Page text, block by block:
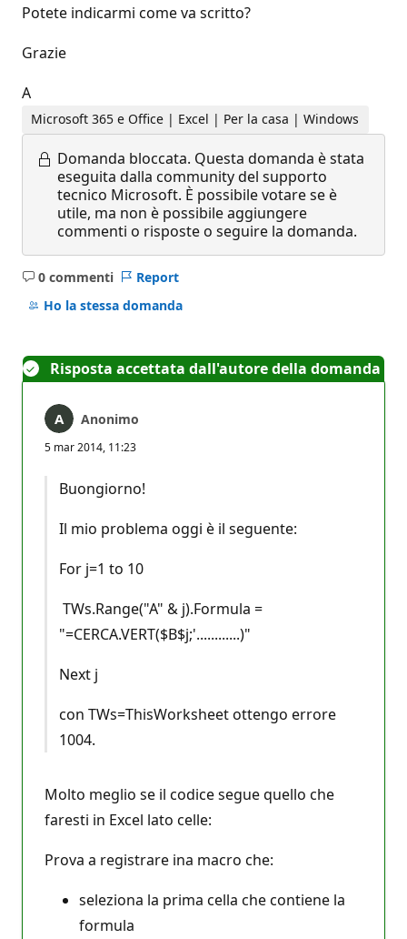
Potete indicarmi come va scritto?
Grazie
A
Microsoft 365 e Office | Excel | Per la casa | Windows
Domanda bloccata. Questa domanda è stata
eseguita dalla community del supporto
tecnico Microsoft. È possibile votare se è
utile, ma non è possibile aggiungere
commenti o risposte o seguire la domanda.
0 commenti
Nessun
commento
Report
Ho la stessa domanda
Risposta accettata dall'autore della domanda
Anonimo
5 mar 2014, 11:23
Buongiorno!
Il mio problema oggi è il seguente:
For j=1 to 10
TWs.Range("A" & j).Formula =
"=CERCA.VERT($B$j;'............)"
Next j
con TWs=ThisWorksheet ottengo errore
1004.
Molto meglio se il codice segue quello che
faresti in Excel lato celle:
Prova a registrare ina macro che:
seleziona la prima cella che contiene la
formula